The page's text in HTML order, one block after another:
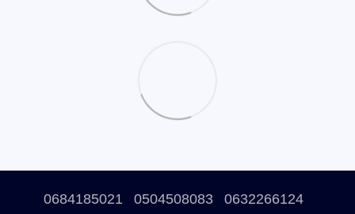
0684185021 0504508083 0632266124